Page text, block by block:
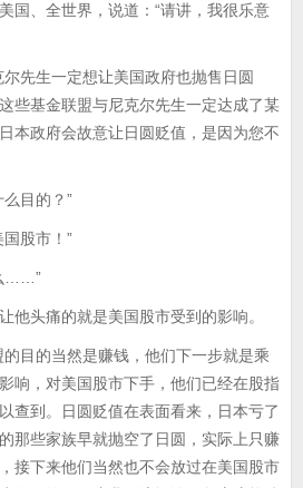
国、全世界，说道：“请讲，我很乐意
先生一定想让美国政府也抛售日圆
些基金联盟与尼克尔先生一定达成了某
本政府会故意让日圆贬值，是因为您不
目的？”
股市！”
……”
头痛的就是美国股市受到的影响。
目的当然是赚钱，他们下一步就是乘
响，对美国股市下手，他们已经在股指
查到。日圆贬值在表面看来，日本亏了
那些家族早就抛空了日圆，实际上只赚
接下来他们当然也不会放过在美国股市